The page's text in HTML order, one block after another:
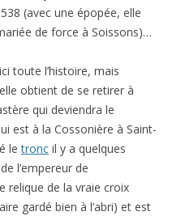
(avec une épopée, elle
de force à Soissons)…
toute l’histoire, mais
obtient de se retirer à
qui deviendra le
est à la Cossonière à Saint-
letronc il y a quelques
l’empereur de
relique de la vraie croix
gardé bien à l’abri) et est